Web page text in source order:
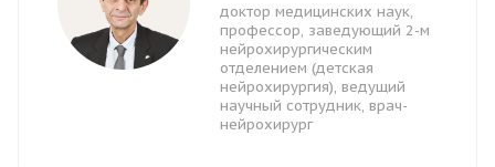
доктор медицинских наук,
профессор, заведующий 2-м
нейрохирургическим
отделением (детская
нейрохирургия), ведущий
научный сотрудник, врач-
нейрохирург